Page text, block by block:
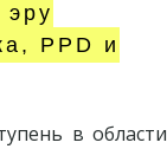
PPD и
в области